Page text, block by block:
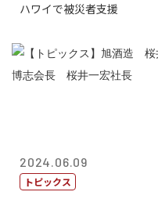
ハワイで被災者支援
2024.06.09
トピックス